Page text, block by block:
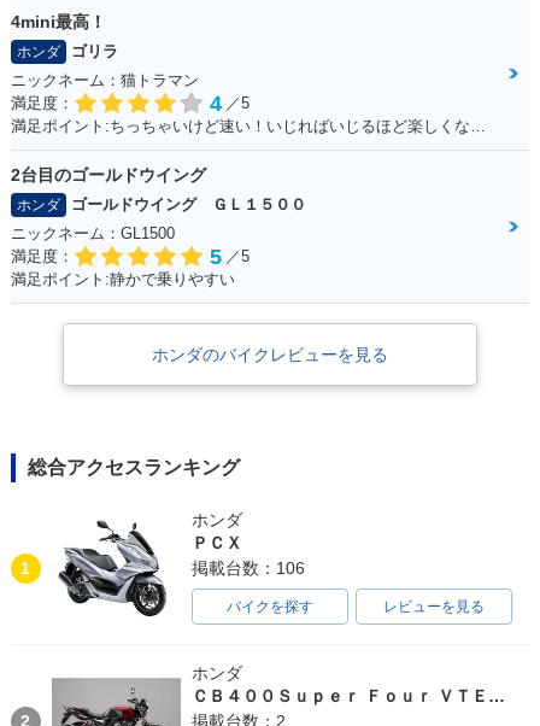
4mini最高！
ホンダ
ゴリラ
ニックネーム：猫トラマン
満足度：
4 ／5
満足ポイント:ちっちゃいけど速い！いじればいじるほど楽しくなるバイク！カスタムパーツも社外で豊富にあるため楽しい！
2台目のゴールドウイング
ホンダ
ゴールドウイング ＧＬ１５００
ニックネーム：GL1500
満足度：
5 ／5
満足ポイント:静かで乗りやすい
ホンダのバイクレビューを見る
総合アクセスランキング
1
ホンダ
ＰＣＸ
掲載台数：106
バイクを探す レビューを見る
2
ホンダ
ＣＢ４００Ｓｕｐｅｒ Ｆｏｕｒ ＶＴＥＣ ＳＰＥＣ３
掲載台数：2